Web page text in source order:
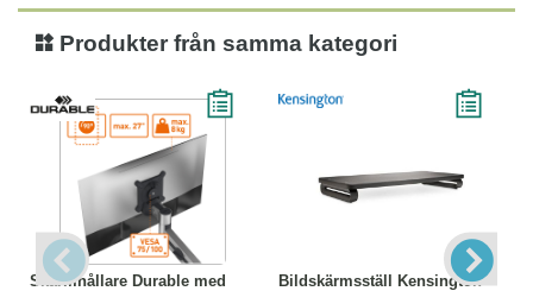
- Effektivt skärmskydd
- WideScreen
Produkter från samma kategori
Skärmhållare Durable med
Bildskärmsställ Kensington